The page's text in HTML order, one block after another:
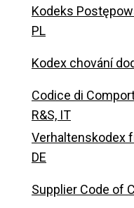
Kodeks
PL
Kodex chování
Codice di
R&S, IT
Verhaltenskodex
DE
Supplier Code of